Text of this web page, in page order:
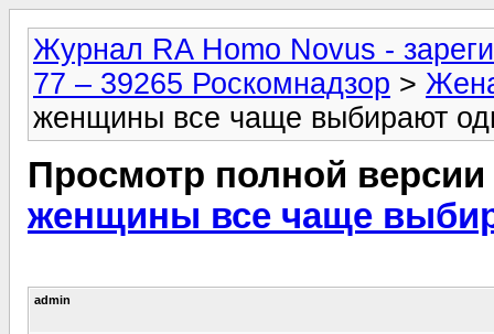
Журнал RA Homo Novus -
77 – 39265 Роскомнадзор >
женщины все чаще выбирают
Просмотр полной
женщины все чаще
admin